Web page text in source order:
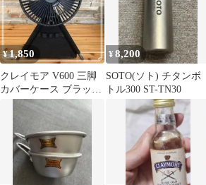
¥1,850
クレイモア V600 三脚
カバーケース ブラック
扇風機 キャンプ アウト
¥8,200
SOTO(ソト) チタンボ
トル300 ST-TN30